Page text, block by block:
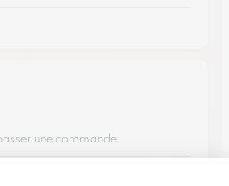
une commande